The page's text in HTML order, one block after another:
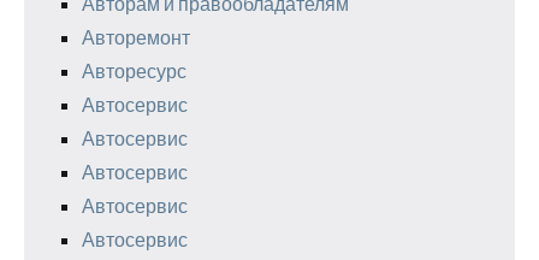
Авторемонт
Авторесурс
Автосервис
Автосервис
Автосервис
Автосервис
Автосервис